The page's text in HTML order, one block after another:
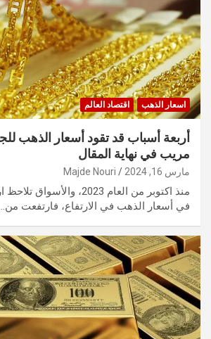
اسعار الذهب اقتصاد العالم
أربعة أسباب قد تقود أسعار الذهب
مريب في نهاية المقال
مارس 16, 2024 Majde Nouri
منذ اكتوبر من العام 2023،
في أسعار الذهب في الارتفاع، فارتفعت